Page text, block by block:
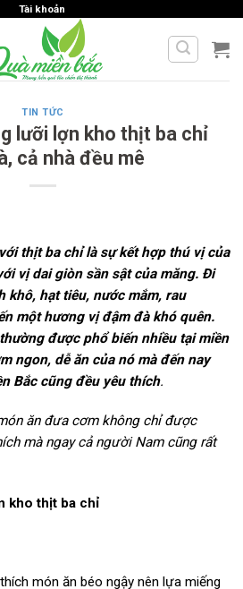
Tài khoản
TIN TỨC
lưỡi lợn kho thịt ba chỉ
cả nhà đều mê
thịt ba chỉ là sự kết hợp thú vị của
vị dai giòn sần sật của măng. Đi
khô, hạt tiêu, nước mắm, rau
một hương vị đậm đà khó quên.
được phổ biến nhiều tại miền
ngon, dễ ăn của nó mà đến nay
Bắc cũng đều yêu thích.
ăn đưa cơm không chỉ được
mà ngay cả người Nam cũng rất
kho thịt ba chỉ
món ăn béo ngậy nên lựa miếng